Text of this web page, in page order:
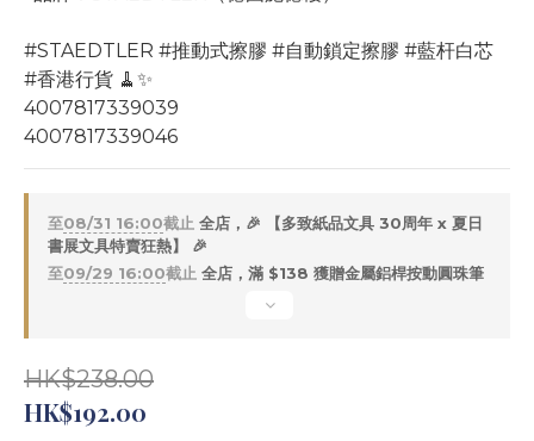
#STAEDTLER #推動式擦膠 #自動鎖定擦膠 #藍杆白芯
#香港行貨 🧹✨
4007817339039
4007817339046
至08/31 16:00截止 全店，🎉 【多致紙品文具 30周年 x 夏日
書展文具特賣狂熱】 🎉
至09/29 16:00截止 全店，滿 $138 獲贈金屬鋁桿按動圓珠筆
HK$238.00
HK$192.00